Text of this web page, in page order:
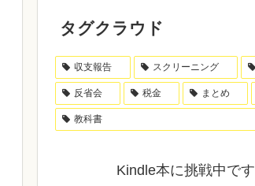
タグクラウド
収支報告 スクリーニング
反省会 税金 まとめ
教科書
Kindle本に挑戦中です